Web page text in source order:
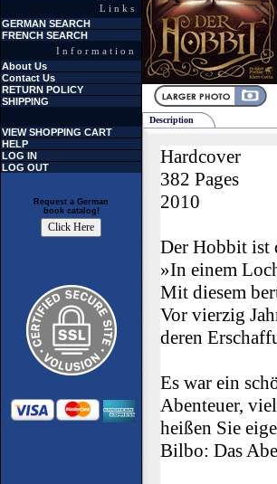
Links
GERMAN SEARCH
FRENCH SEARCH
Information
About Us
Contact Us
RETURN POLICY
SHIPPING
VIEW SHOPPING CART
HELP
LOG IN
LOG OUT
Request a German
book catalog!
Description
Hardcover
382 Pages
2010
Der Hobbit ist
»In einem
Mit diesem
Vor vierzig
deren
Es war ein
Abenteuer,
heißen Sie
Bilbo: Das